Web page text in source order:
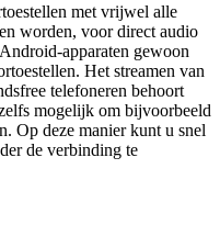
met vrijwel alle
worden, voor direct audio
apparaten gewoon
Het streamen van
telefoneren behoort
mogelijk om bijvoorbeeld
Op deze manier kunt u snel
de verbinding te